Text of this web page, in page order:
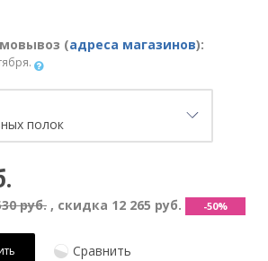
(адреса магазинов):
руб. , скидка 12 265 руб. -50%
Сравнить